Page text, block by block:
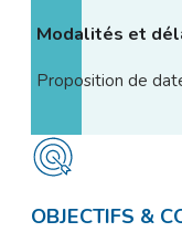
Modalités et
Proposition de
OBJECTIFS &